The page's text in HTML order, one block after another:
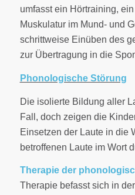
umfasst ein Hörtraining,
Muskulatur im Mund- und
schrittweise Einüben des
zur Übertragung in die
Phonologische Störung
Die isolierte Bildung aller
Fall, doch zeigen die
Einsetzen der Laute in die
betroffenen Laute im Wort
Therapie der
Therapie befasst sich in